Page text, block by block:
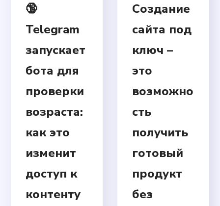
🔞
Telegram
запускает
бота для
проверки
возраста:
как это
изменит
доступ к
контенту
Создание
сайта под
ключ –
это
возможно
сть
получить
готовый
продукт
без